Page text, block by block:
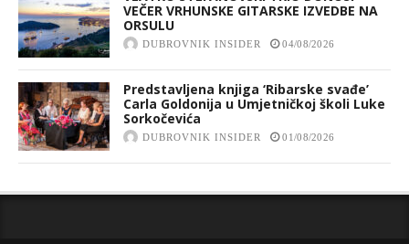
VEČER VRHUNSKE GITARSKE IZVEDBE NA
ORSULU
DUBROVNIK INSIDER 04/08/2026
Predstavljena knjiga ‘Ribarske svađe’
Carla Goldonija u Umjetničkoj školi Luke
Sorkočevića
DUBROVNIK INSIDER 01/08/2026